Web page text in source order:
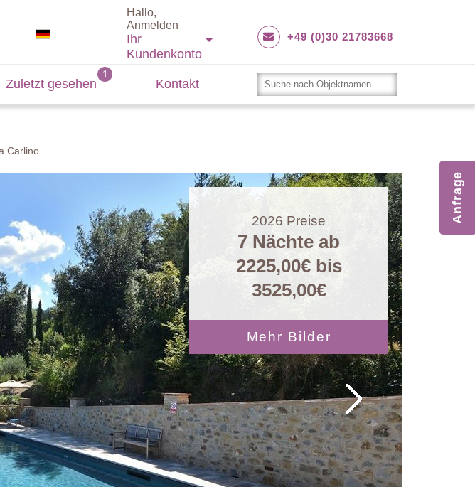
Hallo,
Anmelden
Ihr
Kundenkonto
+49 (0)30 21783668
Zuletzt gesehen Kontakt
Carlino
2026 Preise
7 Nächte ab
2225,00€bis
3525,00€
Mehr Bilder
Anfrage